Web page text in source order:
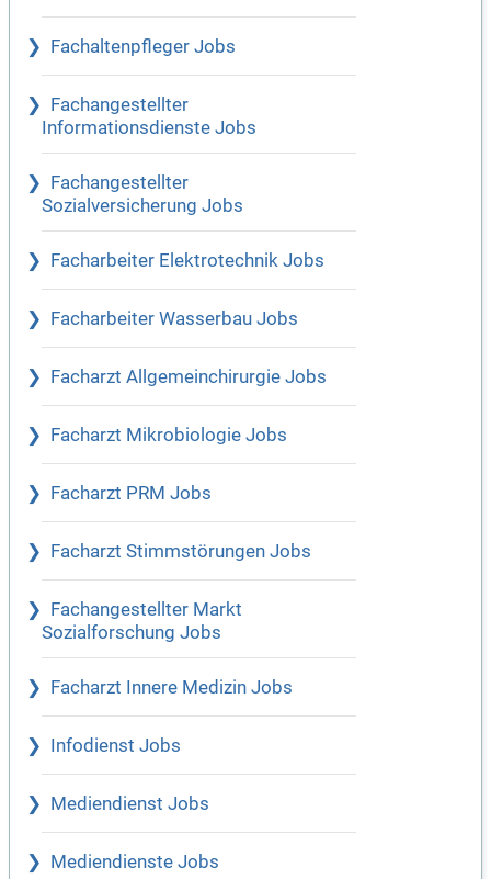
Fachaltenpfleger Jobs
Fachangestellter
Informationsdienste Jobs
Fachangestellter
Sozialversicherung Jobs
Facharbeiter Elektrotechnik Jobs
Facharbeiter Wasserbau Jobs
Facharzt Allgemeinchirurgie Jobs
Facharzt Mikrobiologie Jobs
Facharzt PRM Jobs
Facharzt Stimmstörungen Jobs
Fachangestellter Markt
Sozialforschung Jobs
Facharzt Innere Medizin Jobs
Infodienst Jobs
Mediendienst Jobs
Mediendienste Jobs